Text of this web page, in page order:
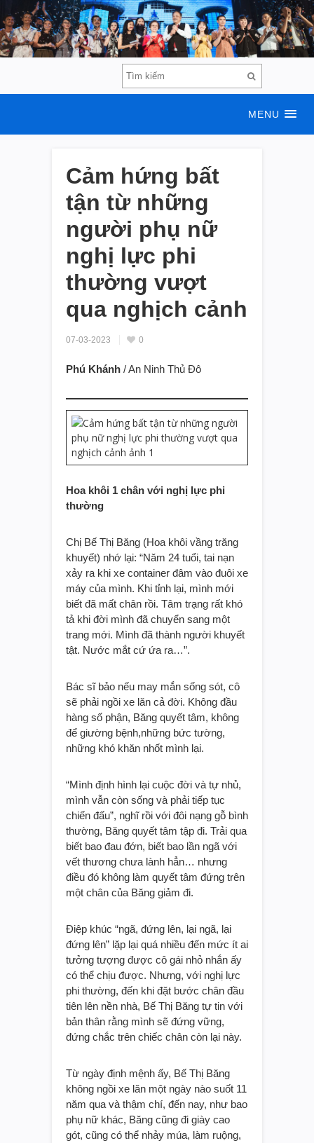
MENU
Cảm hứng bất
tận từ những
người phụ nữ
nghị lực phi
thường vượt
qua nghịch cảnh
07-03-2023 0
Phú Khánh / An Ninh Thủ Đô
Hoa khôi 1 chân với nghị lực phi
thường
Chị Bế Thị Băng (Hoa khôi vầng trăng
khuyết) nhớ lại: “Năm 24 tuổi, tai nạn
xảy ra khi xe container đâm vào đuôi xe
máy của mình. Khi tỉnh lại, mình mới
biết đã mất chân rồi. Tâm trạng rất khó
tả khi đời mình đã chuyển sang một
trang mới. Mình đã thành người khuyết
tật. Nước mắt cứ ứa ra…”.
Bác sĩ bảo nếu may mắn sống sót, cô
sẽ phải ngồi xe lăn cả đời. Không đầu
hàng số phận, Băng quyết tâm, không
để giường bệnh,những bức tường,
những khó khăn nhốt mình lại.
“Mình định hình lại cuộc đời và tự nhủ,
mình vẫn còn sống và phải tiếp tục
chiến đấu”, nghĩ rồi với đôi nạng gỗ bình
thường, Băng quyết tâm tập đi. Trải qua
biết bao đau đớn, biết bao lần ngã với
vết thương chưa lành hẳn… nhưng
điều đó không làm quyết tâm đứng trên
một chân của Băng giảm đi.
Điệp khúc “ngã, đứng lên, lại ngã, lại
đứng lên” lặp lại quá nhiều đến mức ít ai
tưởng tượng được cô gái nhỏ nhắn ấy
có thể chịu được. Nhưng, với nghị lực
phi thường, đến khi đặt bước chân đầu
tiên lên nền nhà, Bế Thị Băng tự tin với
bản thân rằng mình sẽ đứng vững,
đứng chắc trên chiếc chân còn lại này.
Từ ngày định mệnh ấy, Bế Thị Băng
không ngồi xe lăn một ngày nào suốt 11
năm qua và thậm chí, đến nay, như bao
phụ nữ khác, Băng cũng đi giày cao
gót, cũng có thể nhảy múa, làm ruộng,